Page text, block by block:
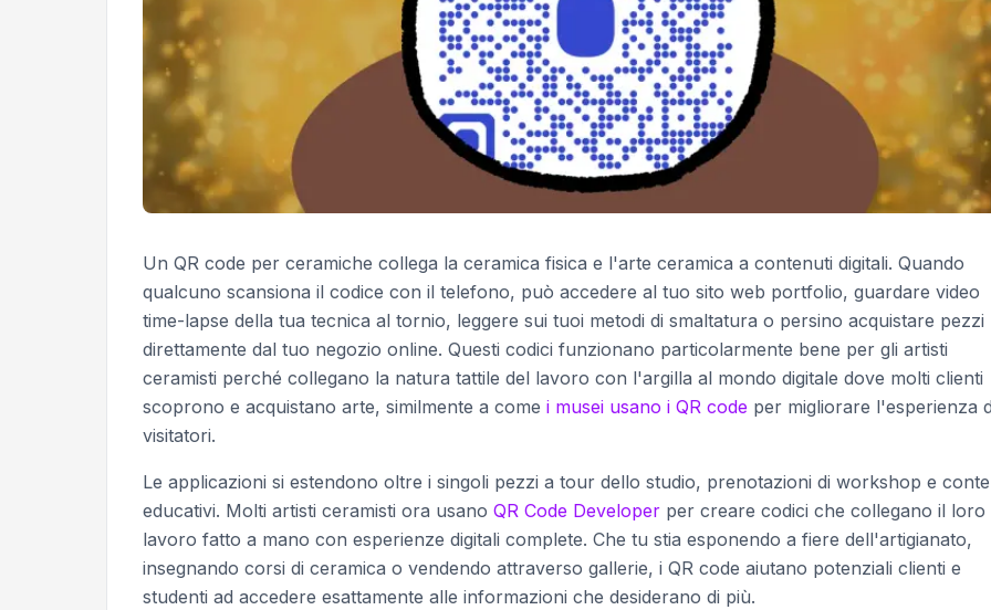
Un QR code per ceramiche collega la ceramica fisica e l'arte ceramica a contenuti digitali. Quando
qualcuno scansiona il codice con il telefono, può accedere al tuo sito web portfolio, guardare video
time-lapse della tua tecnica al tornio, leggere sui tuoi metodi di smaltatura o persino acquistare pezzi
direttamente dal tuo negozio online. Questi codici funzionano particolarmente bene per gli artisti
ceramisti perché collegano la natura tattile del lavoro con l'argilla al mondo digitale dove molti clienti
scoprono e acquistano arte, similmente a come i musei usano i QR code per migliorare l'esperienza
visitatori.
Le applicazioni si estendono oltre i singoli pezzi a tour dello studio, prenotazioni di workshop e
educativi. Molti artisti ceramisti ora usano QR Code Developer per creare codici che collegano il loro
lavoro fatto a mano con esperienze digitali complete. Che tu stia esponendo a fiere dell'artigianato,
insegnando corsi di ceramica o vendendo attraverso gallerie, i QR code aiutano potenziali clienti e
studenti ad accedere esattamente alle informazioni che desiderano di più.